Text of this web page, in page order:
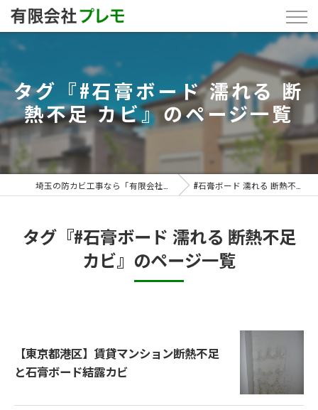
タグ『#石膏ボード 濡れる 断
熱不足 カビ』のページ一覧
#石膏ボード 濡れる 断熱不足 カビ
タグ『#石膏ボード 濡れる 断熱不足
カビ』のページ一覧
【東京都港区】賃貸マンション断熱不足
と石膏ボード結露カビ